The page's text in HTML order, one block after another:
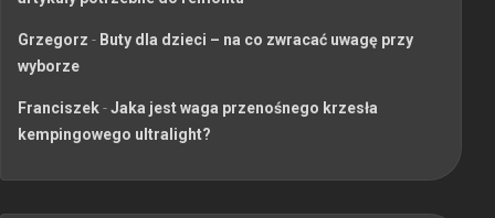
Grzegorz - Buty dla dzieci – na co zwracać uwagę przy
wyborze
Franciszek-Jaka jest waga przenośnego krzesła
kempingowego ultralight?